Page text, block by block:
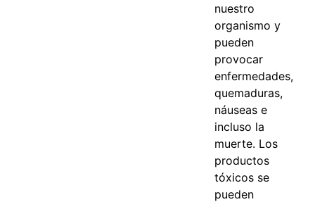
nuestro
organismo y
pueden
provocar
enfermedades,
quemaduras,
náuseas e
incluso la
muerte. Los
productos
tóxicos se
pueden